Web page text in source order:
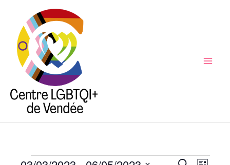
contenu
Évènements Recherche